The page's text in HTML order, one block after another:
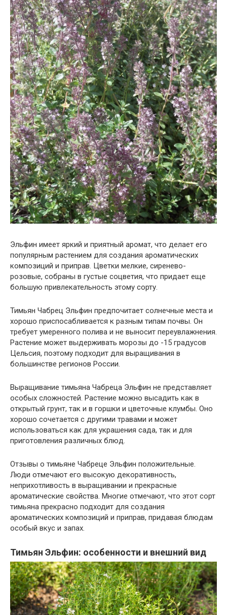
Эльфин имеет яркий и приятный аромат, что делает его
популярным растением для создания ароматических
композиций и приправ. Цветки мелкие, сиренево-
розовые, собраны в густые соцветия, что придает еще
большую привлекательность этому сорту.
Тимьян Чабрец Эльфин предпочитает солнечные места и
хорошо приспосабливается к разным типам почвы. Он
требует умеренного полива и не выносит переувлажнения.
Растение может выдерживать морозы до -15 градусов
Цельсия, поэтому подходит для выращивания в
большинстве регионов России.
Выращивание тимьяна Чабреца Эльфин не представляет
особых сложностей. Растение можно высадить как в
открытый грунт, так и в горшки и цветочные клумбы. Оно
хорошо сочетается с другими травами и может
использоваться как для украшения сада, так и для
приготовления различных блюд.
Отзывы о тимьяне Чабреце Эльфин положительные.
Люди отмечают его высокую декоративность,
неприхотливость в выращивании и прекрасные
ароматические свойства. Многие отмечают, что этот сорт
тимьяна прекрасно подходит для создания
ароматических композиций и приправ, придавая блюдам
особый вкус и запах.
Тимьян Эльфин: особенности и внешний вид